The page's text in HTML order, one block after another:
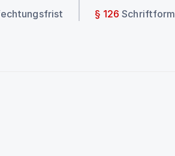
§ 126 Schriftform